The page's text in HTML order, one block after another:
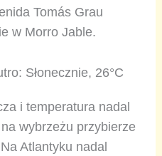
Tomás Grau
w Morro Jable.
Słonecznie, 26°C
i temperatura nadal
wybrzeżu przybierze
Atlantyku nadal